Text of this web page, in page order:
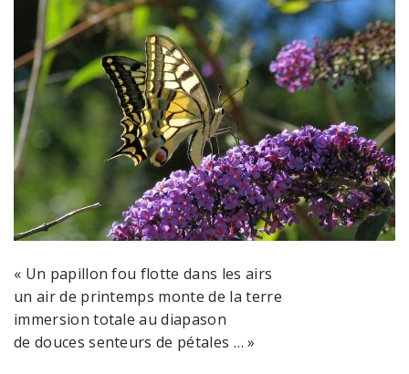
« Un papillon fou flotte dans les airs
un air de printemps monte de la terre
immersion totale au diapason
de douces senteurs de pétales … »